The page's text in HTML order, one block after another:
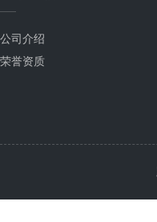
公司介绍
荣誉资质